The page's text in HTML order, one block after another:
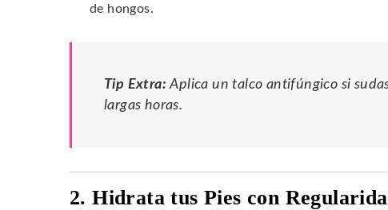
de hongos.
Tip Extra: Aplica un talco antifúngico si
largas horas.
2. Hidrata tus Pies con